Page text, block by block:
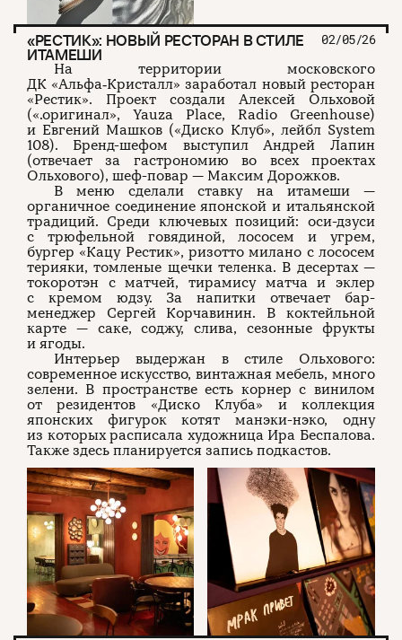
«РЕСТИК»: НОВЫЙ РЕСТОРАН В СТИЛЕ
ИТАМЕШИ
02/05/26
На территории московского
ДК «Альфа‑Кристалл» заработал новый ресторан
«Рестик». Проект создали Алексей Ольховой
(«.оригинал», Yauza Place, Radio Greenhouse)
и Евгений Машков («Диско Клуб», лейбл System
108). Бренд-шефом выступил Андрей Лапин
(отвечает за гастрономию во всех проектах
Ольхового), шеф-повар — Максим Дорожков.
В меню сделали ставку на итамеши —
органичное соединение японской и итальянской
традиций. Среди ключевых позиций: оси-дзуси
с трюфельной говядиной, лососем и угрем,
бургер «Кацу Рестик», ризотто милано с лососем
терияки, томленые щечки теленка. В десертах —
токоротэн с матчей, тирамису матча и эклер
с кремом юдзу. За напитки отвечает бар-
менеджер Сергей Корчавинин. В коктейльной
карте — саке, соджу, слива, сезонные фрукты
и ягоды.
Интерьер выдержан в стиле Ольхового:
современное искусство, винтажная мебель, много
зелени. В пространстве есть корнер с винилом
от резидентов «Диско Клуба» и коллекция
японских фигурок котят манэки-нэко, одну
из которых расписала художница Ира Беспалова.
Также здесь планируется запись подкастов.